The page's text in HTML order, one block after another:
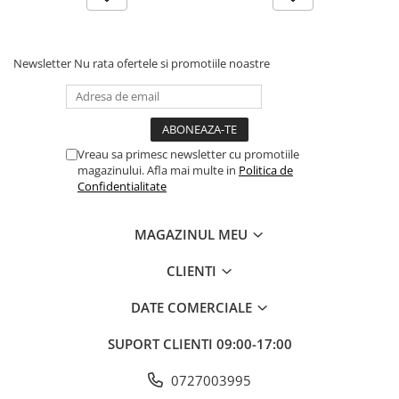
Instrucțiuni de utilizare:
Balonul se livreaza neumflat.
Setul contine un pai transparent pentru umflare balonului
Poate fi umflat cu aer sau heliu.
directa la soare, aer condiționat, ger sau alte condiții extreme.
experiența speciala, plina de culoare și eleganța!
din partea de jos a balonului;
- Umflati balonul sufland in betisor. Evitati umflarea excesiva
Newsletter Nu rata ofertele si promotiile noastre
Vreau sa primesc newsletter cu promotiile
magazinului. Afla mai multe in Politica de
Confidentialitate
MAGAZINUL MEU
CLIENTI
DATE COMERCIALE
SUPORT CLIENTI 09:00-17:00
0727003995